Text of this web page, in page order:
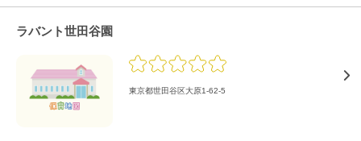
ラバント世田谷園
東京都世田谷区大原1-62-5